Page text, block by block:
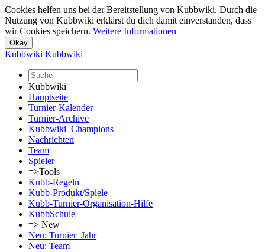
Cookies helfen uns bei der Bereitstellung von Kubbwiki. Durch die
Nutzung von Kubbwiki erklärst du dich damit einverstanden, dass
wir Cookies speichern. Weitere Informationen
Kubbwiki Kubbwiki
Kubbwiki
Hauptseite
Turnier-Kalender
Turnier-Archive
Kubbwiki_Champions
Nachrichten
Team
Spieler
=>Tools
Kubb-Regeln
Kubb-Produkt/Spiele
Kubb-Turnier-Organisation-Hilfe
KubbSchule
=> New
Neu: Turnier_Jahr
Neu: Team